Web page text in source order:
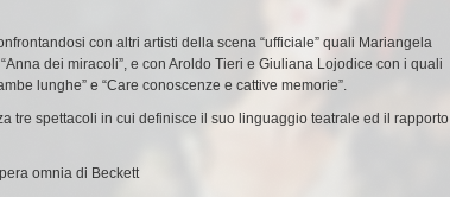
con altri artisti della scena “ufficiale” quali Mariangela
Anna dei miracoli”, e con Aroldo Tieri e Giuliana Lojodice con i quali
lunghe” e “Care conoscenze e cattive memorie”.
tre spettacoli in cui definisce il suo linguaggio teatrale ed il rapporto
omnia di Beckett